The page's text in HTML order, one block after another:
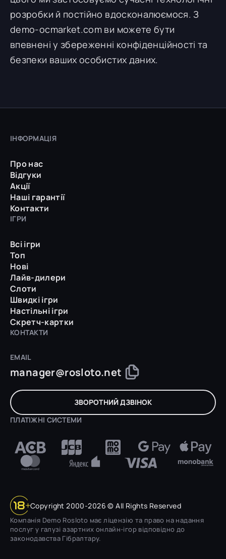
розробки й постійно вдосконалюємося. З
demo-ocmarket.com ви можете бути
впевнені у збереженні конфіденційності та
безпеки ваших особистих даних.
ІНФОРМАЦІЯ
Про нас
Відгуки
Акції
Наші гарантії
Контакти
ІГРИ
Всі ігри
Топ
Нові
Лайв-дилери
Слоти
Швидкі ігри
Настільні ігри
Скретч-картки
КОНТАКТИ
EMAIL
manager@rosloto.net
ЗВОРОТНИЙ ДЗВІНОК
ПЛАТІЖНІ СИСТЕМИ
Copyright 2000-2026 © All Rights Reserved
Компанія Demo Rosloto має ліцензію та право на надання
послуг у галузі азартних онлайн-ігор відповідно до
законодавства Гібралтару.